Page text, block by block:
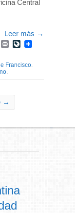
Central
Leer más →
TwitterPrintLiveJournal
Francisco.
.
→